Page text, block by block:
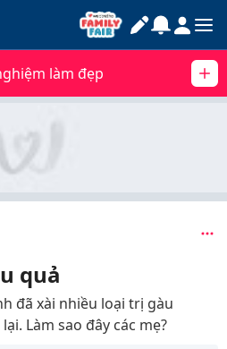
làm đẹp
quả
đã xài nhiều loại trị gàu
Làm sao đây các mẹ?